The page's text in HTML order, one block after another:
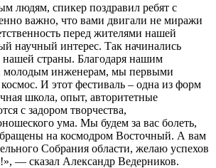
людям, спикер поздравил ребят с
важно, что вами двигали не миражи
перед жителями нашей
научный интерес. Так начинались
страны. Благодаря нашим
молодым инженерам, мы первыми
И этот фестиваль – одна из форм
школа, опыт, авторитетные
с задором творчества,
ума. Мы будем за вас болеть,
на космодром Восточный. А вам
Собрания области, желаю успехов
— сказал Александр Ведерников.